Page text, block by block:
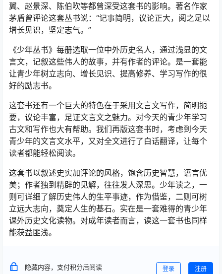
翼、赵景深、陈伯吹等都曾深受这套书的影响。著名作家
茅盾曾评论这套丛书说：“记事简明，议论正大，阅之足以
增长见识，坚定志气。”
《少年丛书》每册选取一位中外历史名人，通过浅显的文
言文，记叙这些伟人的故事，并有作者的评论。是一套能
让青少年树立志向、增长见识、提高修养、学习写作的很
好的励志书。
这套书还有一个巨大的特色在于采用文言文写作，简明扼
要，议论丰富，足证文言文之魅力。对今天的青少年学习
古文和写作也大有帮助。我们再版这套书时，考虑到今天
青少年的文言文水平，又对全文进行了白话翻译，让每个
读者都能轻松阅读。
这套书以叙述史实加评论的风格，饱含历史智慧，语言优
美；作者独到精辟的见解，往往发人深思。少年读之，一
则可详细了解历史伟人的生平事迹，作为借鉴，二则可树
立远大志向，奠定人生的基石。实在是一套难得的青少年
课外历史文化读物。对成年读者而言，读这一套书也同样
能获益匪浅。
隐藏内容，支付积分后阅读 登录 注册